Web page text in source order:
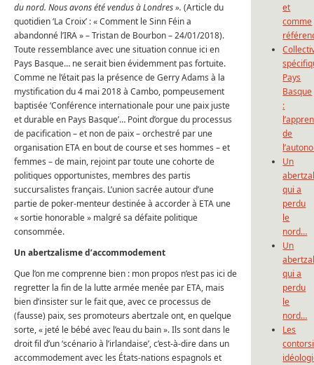
du nord. Nous avons été vendus à Londres ». (Article du
quotidien ‘La Croix’ : « Comment le Sinn Féin a
abandonné l’IRA » – Tristan de Bourbon – 24/01/2018).
Toute ressemblance avec une situation connue ici en
Pays Basque… ne serait bien évidemment pas fortuite.
Comme ne l’était pas la présence de Gerry Adams à la
mystification du 4 mai 2018 à Cambo, pompeusement
baptisée ‘Conférence internationale pour une paix juste
et durable en Pays Basque’… Point d’orgue du processus
de pacification – et non de paix – orchestré par une
organisation ETA en bout de course et ses hommes – et
femmes – de main, rejoint par toute une cohorte de
politiques opportunistes, membres des partis
succursalistes français. L’union sacrée autour d’une
partie de poker-menteur destinée à accorder à ETA une
« sortie honorable » malgré sa défaite politique
consommée.
Un abertzalisme d’accommodement
Que l’on me comprenne bien : mon propos n’est pas ici de
regretter la fin de la lutte armée menée par ETA, mais
bien d’insister sur le fait que, avec ce processus de
(fausse) paix, ses promoteurs abertzale ont, en quelque
sorte, « jeté le bébé avec l’eau du bain ». Ils sont dans le
droit fil d’un ‘scénario à l’irlandaise’, c’est-à-dire dans un
accommodement avec les États-nations espagnols et
et
comme
Pays
Basque
:
de
Un
qui a
perdu
le
nord…
Un
qui a
perdu
le
nord…
Les